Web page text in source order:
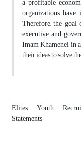
organizations
Therefore, the
executive and
Imam Khamenei in
their ideas to solve
Elites Youth
Statements